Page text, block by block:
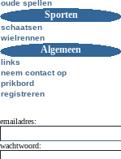
oude spellen
Sporten
schaatsen
wielrennen
Algemeen
links
neem contact op
prikbord
registreren
emailadres:
wachtwoord: